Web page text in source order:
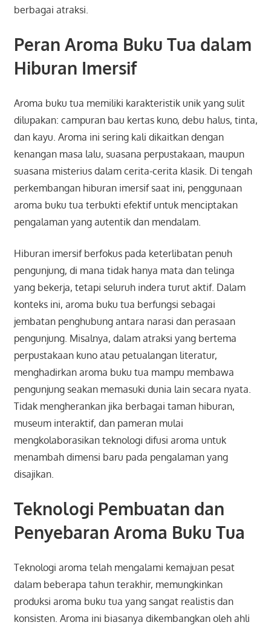
berbagai atraksi.
Peran Aroma Buku Tua dalam
Hiburan Imersif
Aroma buku tua memiliki karakteristik unik yang sulit
dilupakan: campuran bau kertas kuno, debu halus, tinta,
dan kayu. Aroma ini sering kali dikaitkan dengan
kenangan masa lalu, suasana perpustakaan, maupun
suasana misterius dalam cerita-cerita klasik. Di tengah
perkembangan hiburan imersif saat ini, penggunaan
aroma buku tua terbukti efektif untuk menciptakan
pengalaman yang autentik dan mendalam.
Hiburan imersif berfokus pada keterlibatan penuh
pengunjung, di mana tidak hanya mata dan telinga
yang bekerja, tetapi seluruh indera turut aktif. Dalam
konteks ini, aroma buku tua berfungsi sebagai
jembatan penghubung antara narasi dan perasaan
pengunjung. Misalnya, dalam atraksi yang bertema
perpustakaan kuno atau petualangan literatur,
menghadirkan aroma buku tua mampu membawa
pengunjung seakan memasuki dunia lain secara nyata.
Tidak mengherankan jika berbagai taman hiburan,
museum interaktif, dan pameran mulai
mengkolaborasikan teknologi difusi aroma untuk
menambah dimensi baru pada pengalaman yang
disajikan.
Teknologi Pembuatan dan
Penyebaran Aroma Buku Tua
Teknologi aroma telah mengalami kemajuan pesat
dalam beberapa tahun terakhir, memungkinkan
produksi aroma buku tua yang sangat realistis dan
konsisten. Aroma ini biasanya dikembangkan oleh ahli